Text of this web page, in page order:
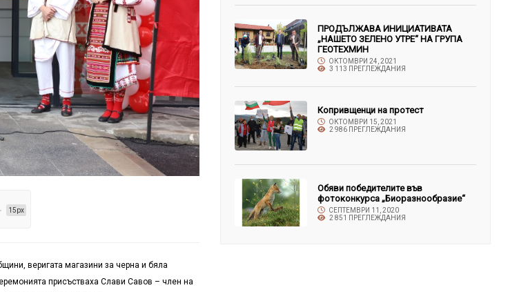
15px
веригата магазини за черна и бяла
присъстваха Слави Савов – член на
ПРОДЪЛЖАВА ИНИЦИАТИВАТА
„НАШЕТО ЗЕЛЕНО УТРЕ“ НА ГРУПА
ГЕОТЕХМИН
ОКТОМВРИ 24, 2021
3 113 ПРЕГЛЕЖДАНИЯ
Копривщенци на протест
ОКТОМВРИ 15, 2021
2 986 ПРЕГЛЕЖДАНИЯ
Обяви победителите във
фотоконкурса „Биоразнообразие“
СЕПТЕМВРИ 11, 2020
2 851 ПРЕГЛЕЖДАНИЯ